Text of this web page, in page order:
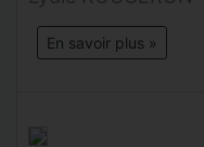
En savoir plus »